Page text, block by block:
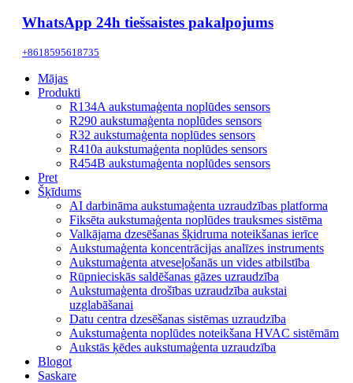
WhatsApp 24h tiešsaistes pakalpojums
+8618595618735
Mājas
Produkti
R134A aukstumaģenta noplūdes sensors
R290 aukstumaģenta noplūdes sensors
R32 aukstumaģenta noplūdes sensors
R410a aukstumaģenta noplūdes sensors
R454B aukstumaģenta noplūdes sensors
Pret
Šķīdums
AI darbināma aukstumaģenta uzraudzības platforma
Fiksēta aukstumaģenta noplūdes trauksmes sistēma
Valkājama dzesēšanas šķidruma noteikšanas ierīce
Aukstumaģenta koncentrācijas analīzes instruments
Aukstumaģenta atveseļošanās un vides atbilstība
Rūpnieciskās saldēšanas gāzes uzraudzība
Aukstumaģenta drošības uzraudzība aukstai
uzglabāšanai
Datu centra dzesēšanas sistēmas uzraudzība
Aukstumaģenta noplūdes noteikšana HVAC sistēmām
Aukstās ķēdes aukstumaģenta uzraudzība
Blogot
Saskare